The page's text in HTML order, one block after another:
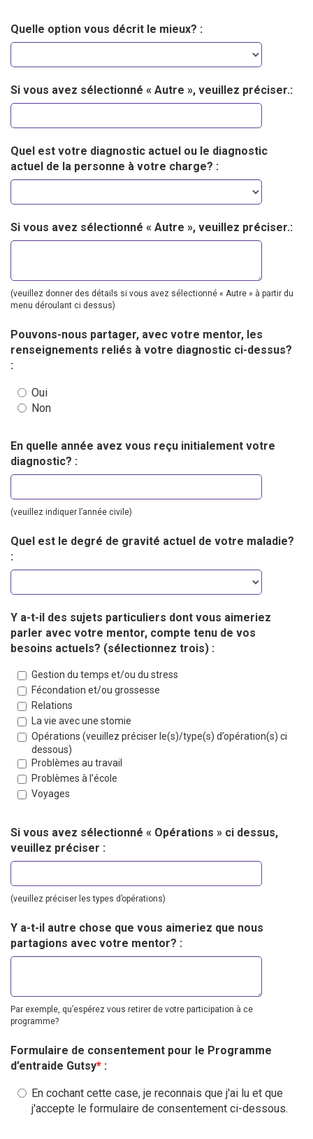
Quelle option vous décrit le mieux? :
Si vous avez sélectionné « Autre », veuillez préciser.:
Quel est votre diagnostic actuel ou le diagnostic
actuel de la personne à votre charge? :
Si vous avez sélectionné « Autre », veuillez préciser.:
(veuillez donner des détails si vous avez sélectionné « Autre » à partir du
menu déroulant ci dessus)
Pouvons-nous partager, avec votre mentor, les
renseignements reliés à votre diagnostic ci-dessus?
:
Oui
Non
En quelle année avez vous reçu initialement votre
diagnostic? :
(veuillez indiquer l’année civile)
Quel est le degré de gravité actuel de votre maladie?
:
Y a-t-il des sujets particuliers dont vous aimeriez
parler avec votre mentor, compte tenu de vos
besoins actuels? (sélectionnez trois) :
Gestion du temps et/ou du stress
Fécondation et/ou grossesse
Relations
La vie avec une stomie
Opérations (veuillez préciser le(s)/type(s) d’opération(s) ci
dessous)
Problèmes au travail
Problèmes à l’école
Voyages
Si vous avez sélectionné « Opérations » ci dessus,
veuillez préciser :
(veuillez préciser les types d’opérations)
Y a-t-il autre chose que vous aimeriez que nous
partagions avec votre mentor? :
Par exemple, qu’espérez vous retirer de votre participation à ce
programme?
Formulaire de consentement pour le Programme
d’entraide Gutsy* :
En cochant cette case, je reconnais que j'ai lu et que
j'accepte le formulaire de consentement ci-dessous.